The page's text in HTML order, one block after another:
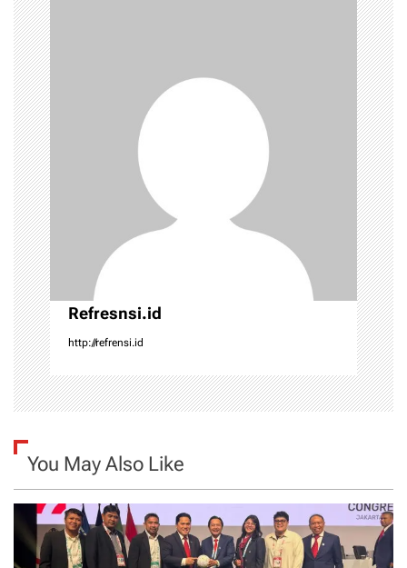
v
i
g
a
t
i
o
n
Refresnsi.id
http://refrensi.id
You May Also Like